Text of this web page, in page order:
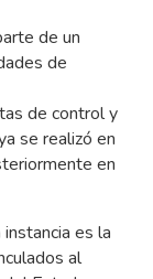
de un
de
de control y
se realizó en
en
es la
al